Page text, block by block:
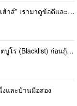
ก่อนตัดสินใจลงทุนกับ “ทาวน์เฮ้าส์” เรามาดูข้อดีและข้อเสียกันก่อนดีกว่า
มาดูวิธีตรวจสอบประวัติเครดิตบูโร (Blacklist) ก่อนกู้ซื้อบ้านหรือที่ดินกันดีกว่า
และบ้านมือสอง